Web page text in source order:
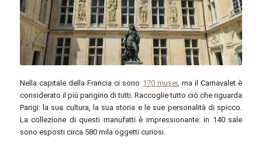
© parigi10.it
Nella capitale della Francia ci sono 170 musei , ma il Carnavalet è
considerato il più parigino di tutti. Raccoglie tutto ciò che riguarda
Parigi: la sua cultura, la sua storia e le sue personalità di spicco.
La collezione di questi manufatti è impressionante: in 140 sale
sono esposti circa 580 mila oggetti curiosi.